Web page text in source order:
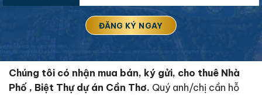
Chúng tôi có nhận mua bán, ký gửi, cho thuê Nhà
Phố , Biệt Thự dự án Cần Thơ. Quý anh/chị cần hỗ